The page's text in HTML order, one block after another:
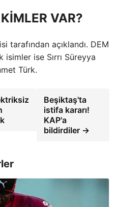
VAR?
tarafından açıklandı. DEM
ise Sırrı Süreyya
Türk.
Beşiktaş'ta
istifa kararı!
KAP'a
bildirdiler →